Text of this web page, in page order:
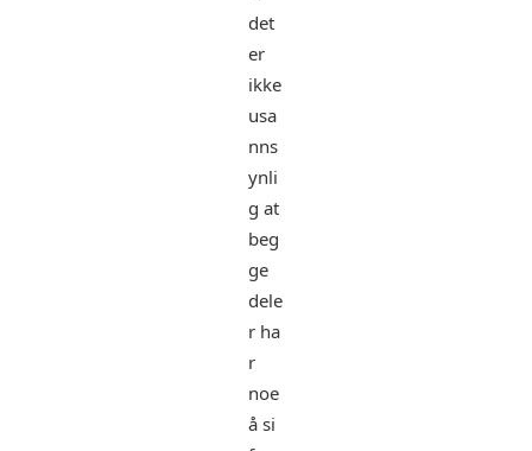
det
er
ikke
usa
nns
ynli
g at
beg
ge
dele
r ha
r
noe
å si